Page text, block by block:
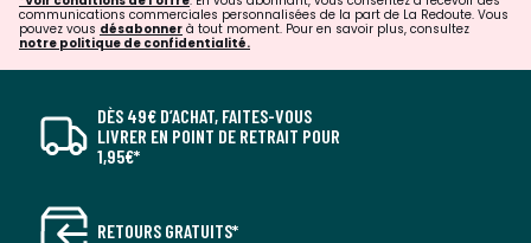
communications commerciales personnalisées de la part de La Redoute. Vous
pouvez vous désabonner à tout moment. Pour en savoir plus, consultez
notre politique de confidentialité.
DÈS 49€ D’ACHAT, FAITES-VOUS
LIVRER EN POINT DE RETRAIT POUR
1,95€*
RETOURS GRATUITS*